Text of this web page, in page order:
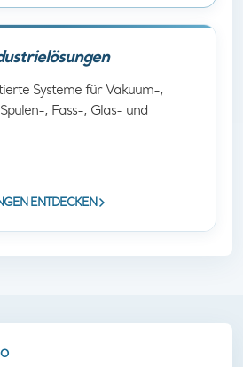
Systeme für Vakuum-,
, Fass-, Glas- und
ENTDECKEN